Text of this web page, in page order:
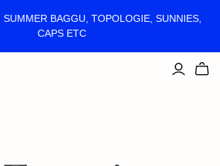
BAGGU, TOPOLOGIE, SUNNIES,
CAPS ETC